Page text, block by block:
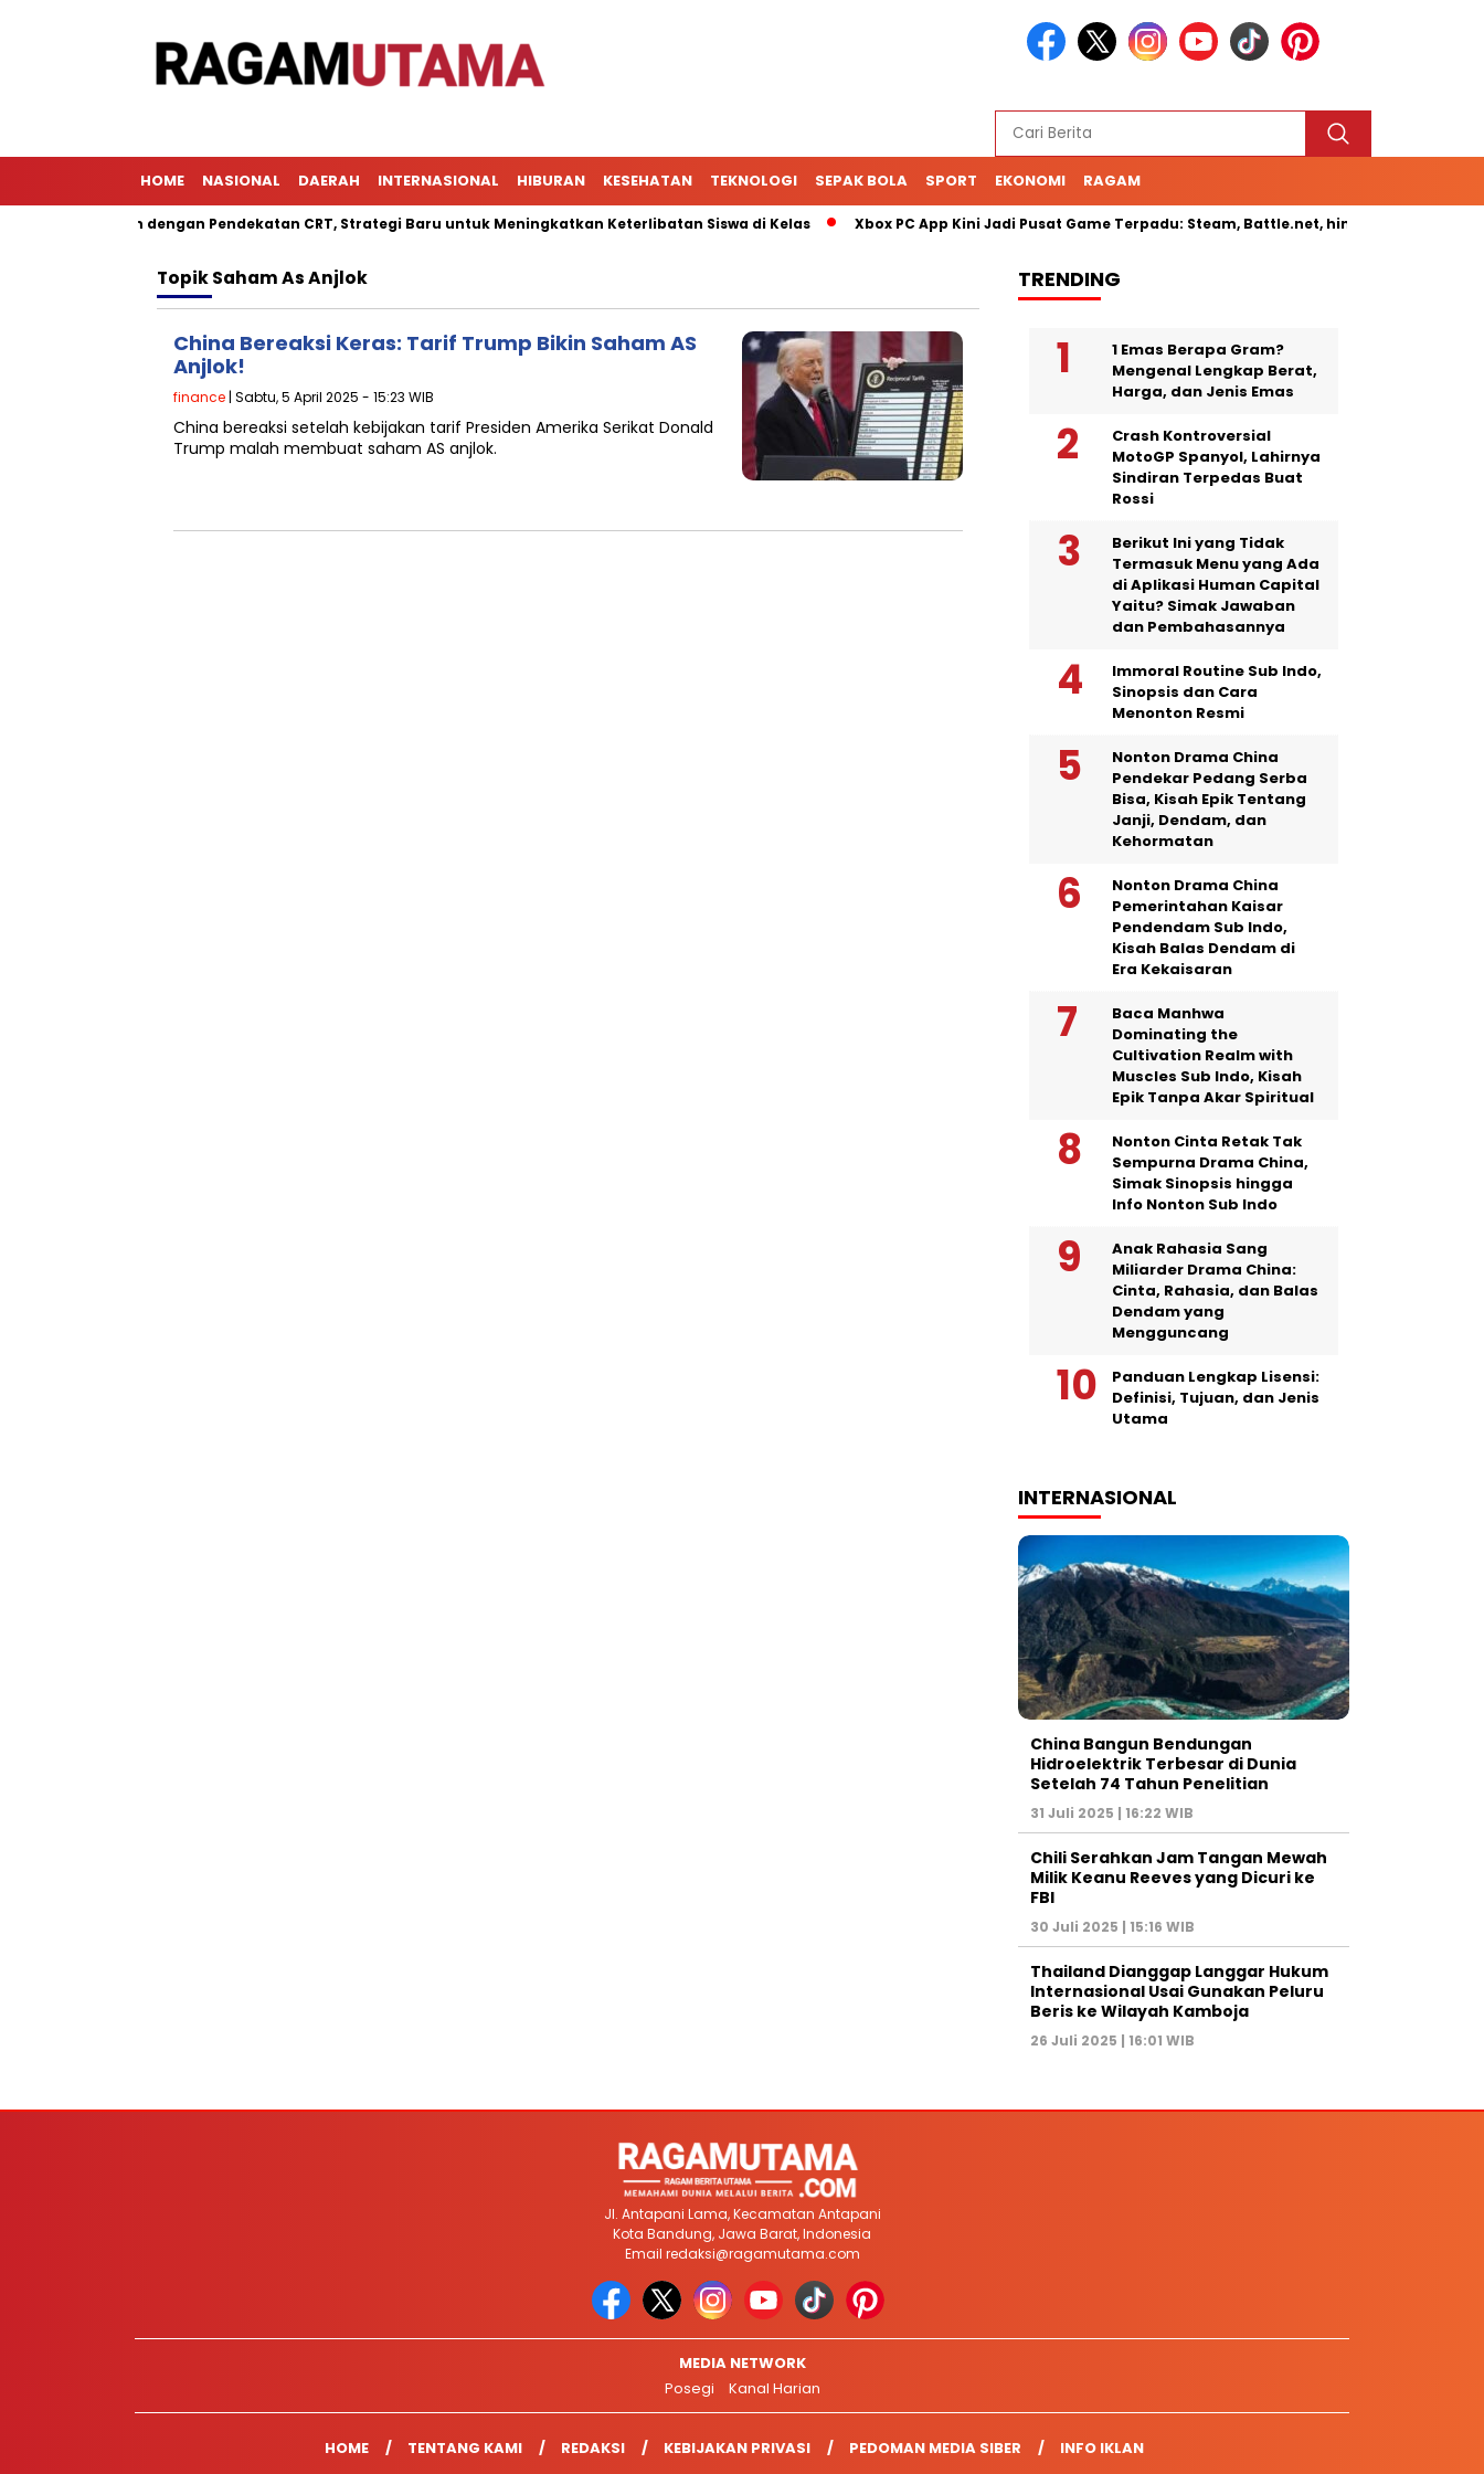
HOME NASIONAL DAERAH INTERNASIONAL HIBURAN KESEHATAN TEKNOLOGI SEPAK BOLA SPORT EKONOMI RAGAM
Pembelajaran dengan Pendekatan CRT, Strategi Baru untuk Meningkatkan Keterlibatan Siswa di Kelas Xbox PC App Kini Jadi Pusat Game Terpadu: Steam, Battle.net, hingga Cloud Gaming
TopikSaham As Anjlok
China Bereaksi Keras: Tarif Trump Bikin Saham AS
Anjlok!
finance | Sabtu, 5 April 2025 - 15:23 WIB
China bereaksi setelah kebijakan tarif Presiden Amerika Serikat Donald
Trump malah membuat saham AS anjlok.
TRENDING
1 Emas Berapa Gram?
Mengenal Lengkap Berat,
Harga, dan Jenis Emas
Crash Kontroversial
MotoGP Spanyol, Lahirnya
Sindiran Terpedas Buat
Rossi
Berikut Ini yang Tidak
Termasuk Menu yang Ada
di Aplikasi Human Capital
Yaitu? Simak Jawaban
dan Pembahasannya
Immoral Routine Sub Indo,
Sinopsis dan Cara
Menonton Resmi
Nonton Drama China
Pendekar Pedang Serba
Bisa, Kisah Epik Tentang
Janji, Dendam, dan
Kehormatan
Nonton Drama China
Pemerintahan Kaisar
Pendendam Sub Indo,
Kisah Balas Dendam di
Era Kekaisaran
Baca Manhwa
Dominating the
Cultivation Realm with
Muscles Sub Indo, Kisah
Epik Tanpa Akar Spiritual
Nonton Cinta Retak Tak
Sempurna Drama China,
Simak Sinopsis hingga
Info Nonton Sub Indo
Anak Rahasia Sang
Miliarder Drama China:
Cinta, Rahasia, dan Balas
Dendam yang
Mengguncang
Panduan Lengkap Lisensi:
Definisi, Tujuan, dan Jenis
Utama
INTERNASIONAL
China Bangun Bendungan
Hidroelektrik Terbesar di Dunia
Setelah 74 Tahun Penelitian
31 Juli 2025 | 16:22 WIB
Chili Serahkan Jam Tangan Mewah
Milik Keanu Reeves yang Dicuri ke
FBI
30 Juli 2025 | 15:16 WIB
Thailand Dianggap Langgar Hukum
Internasional Usai Gunakan Peluru
Beris ke Wilayah Kamboja
26 Juli 2025 | 16:01 WIB
Jl. Antapani Lama, Kecamatan Antapani
Kota Bandung, Jawa Barat, Indonesia
Email redaksi@ragamutama.com
MEDIA NETWORK
Posegi
Kanal Harian
HOME TENTANG KAMI REDAKSI KEBIJAKAN PRIVASI PEDOMAN MEDIA SIBER INFO IKLAN